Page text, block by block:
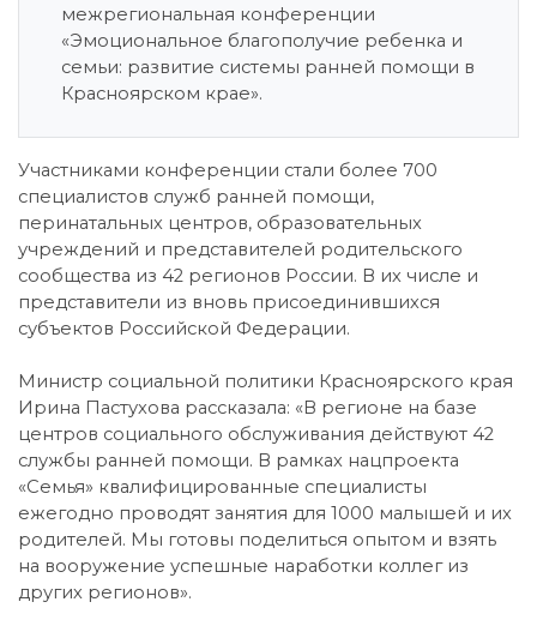
межрегиональная конференции
«Эмоциональное благополучие ребенка и
семьи: развитие системы ранней помощи в
Красноярском крае».
Участниками конференции стали более 700
специалистов служб ранней помощи,
перинатальных центров, образовательных
учреждений и представителей родительского
сообщества из 42 регионов России. В их числе и
представители из вновь присоединившихся
субъектов Российской Федерации.
Министр социальной политики Красноярского края
Ирина Пастухова рассказала: «В регионе на базе
центров социального обслуживания действуют 42
службы ранней помощи. В рамках нацпроекта
«Семья» квалифицированные специалисты
ежегодно проводят занятия для 1000 малышей и их
родителей. Мы готовы поделиться опытом и взять
на вооружение успешные наработки коллег из
других регионов».